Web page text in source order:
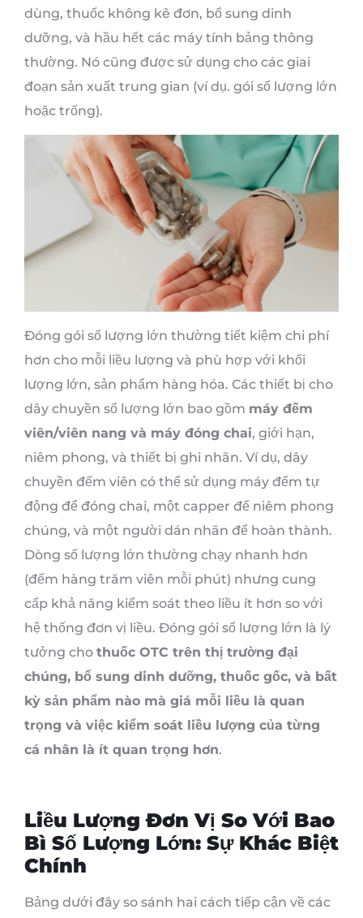
dùng, thuốc không kê đơn, bổ sung dinh
dưỡng, và hầu hết các máy tính bảng thông
thường. Nó cũng được sử dụng cho các giai
đoạn sản xuất trung gian (ví dụ. gói số lượng lớn
hoặc trống).
Đóng gói số lượng lớn thường tiết kiệm chi phí
hơn cho mỗi liều lượng và phù hợp với khối
lượng lớn, sản phẩm hàng hóa. Các thiết bị cho
dây chuyền số lượng lớn bao gồm máy đếm
viên/viên nang và máy đóng chai, giới hạn,
niêm phong, và thiết bị ghi nhãn. Ví dụ, dây
chuyền đếm viên có thể sử dụng máy đếm tự
động để đóng chai, một capper để niêm phong
chúng, và một người dán nhãn để hoàn thành.
Dòng số lượng lớn thường chạy nhanh hơn
(đếm hàng trăm viên mỗi phút) nhưng cung
cấp khả năng kiểm soát theo liều ít hơn so với
hệ thống đơn vị liều. Đóng gói số lượng lớn là lý
tưởng cho thuốc OTC trên thị trường đại
chúng, bổ sung dinh dưỡng, thuốc gốc, và bất
kỳ sản phẩm nào mà giá mỗi liều là quan
trọng và việc kiểm soát liều lượng của từng
cá nhân là ít quan trọng hơn.
Liều Lượng Đơn Vị So Với Bao
Bì Số Lượng Lớn: Sự Khác Biệt
Chính
Bảng dưới đây so sánh hai cách tiếp cận về các